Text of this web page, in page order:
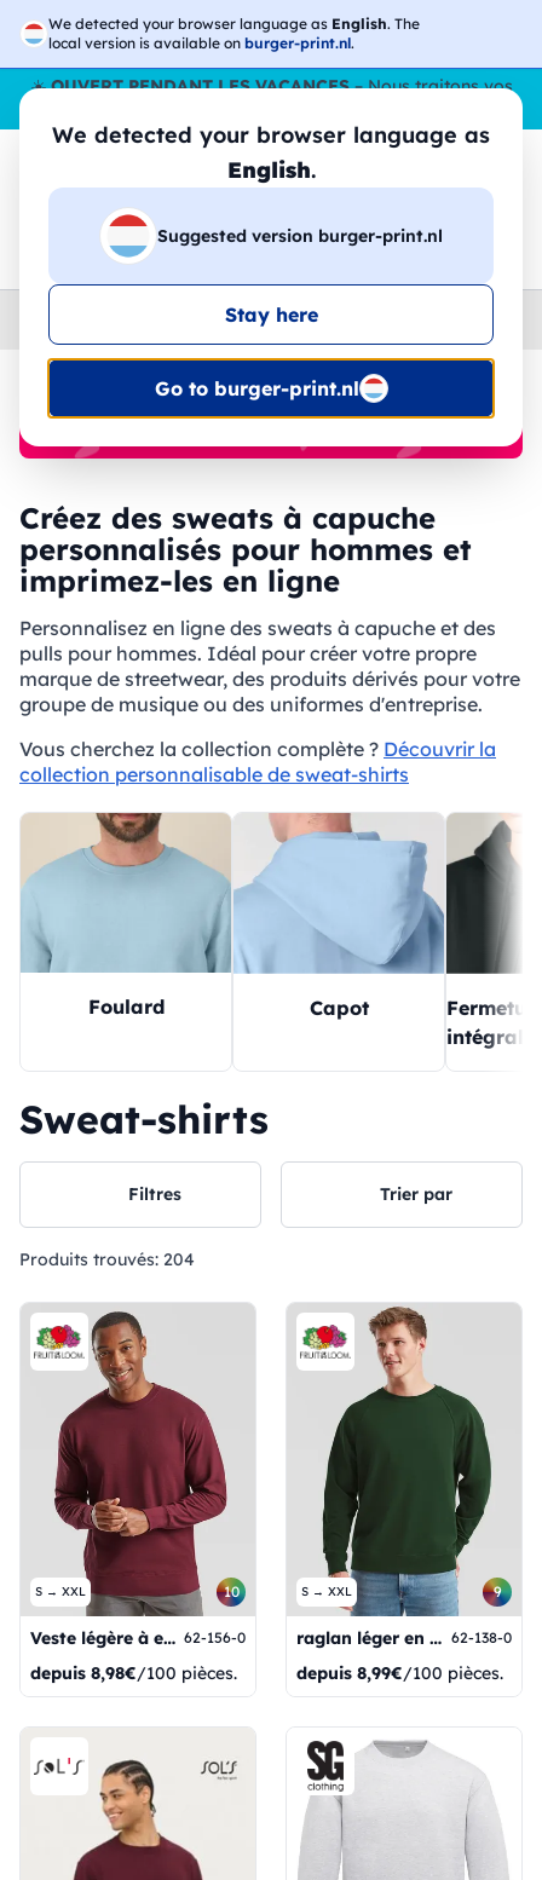
We detected your browser language as English. The
local version is available on burger-print.nl.
We detected your browser language as
English.
Suggested version burger-print.nl
Stay here
Go to burger-print.nl
☀️OUVERT PENDANT LES VACANCES– Nous traitons vos
🔎 Recherchez parmi les produits
homme
🔥 Impression DTF à -30 %
Créez des sweats à capuche
personnalisés pour hommes et
imprimez-les en ligne
Personnalisez en ligne des sweats à capuche et des
pulls pour hommes. Idéal pour créer votre propre
marque de streetwear, des produits dérivés pour votre
groupe de musique ou des uniformes d'entreprise.
Vous cherchez la collection complète ? Découvrir la
collection personnalisable de sweat-shirts
Foulard Capot
intégrale
Sweat-shirts
Filtres Trier par
Produits trouvés: 204
S → XXL 10
Veste légère à emmanchure intégrée 62-156-0
depuis 8,98€/100 pièces.
S → XXL 9
raglan léger en molleton français 62-138-0
depuis 8,99€/100 pièces.